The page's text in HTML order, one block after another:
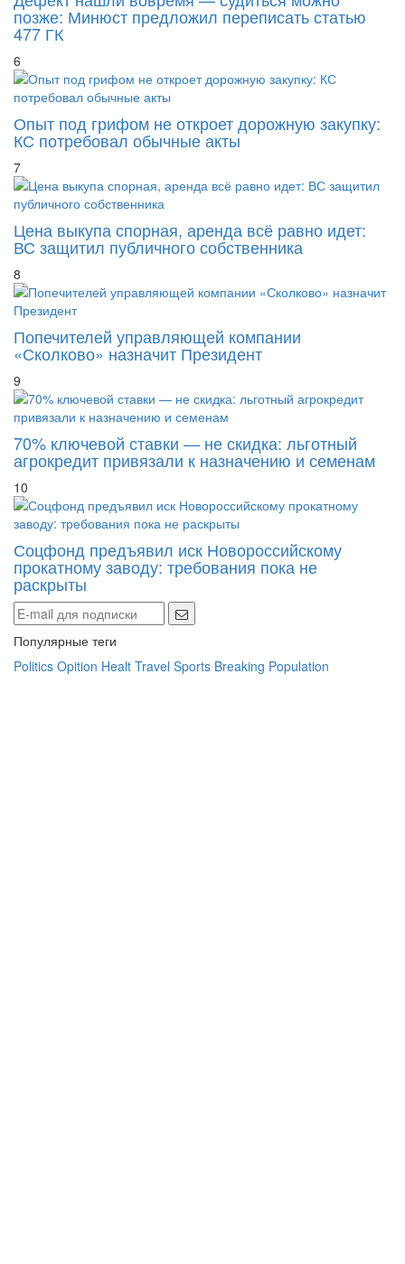
477 ГК
6
Опыт под грифом не откроет дорожную закупку:
КС потребовал обычные акты
7
Цена выкупа спорная, аренда всё равно идет:
ВС защитил публичного собственника
8
Попечителей управляющей компании
«Сколково» назначит Президент
9
70% ключевой ставки — не скидка: льготный
агрокредит привязали к назначению и семенам
10
Соцфонд предъявил иск Новороссийскому
прокатному заводу: требования пока не
раскрыты
Популярные теги
Politics Opition Healt